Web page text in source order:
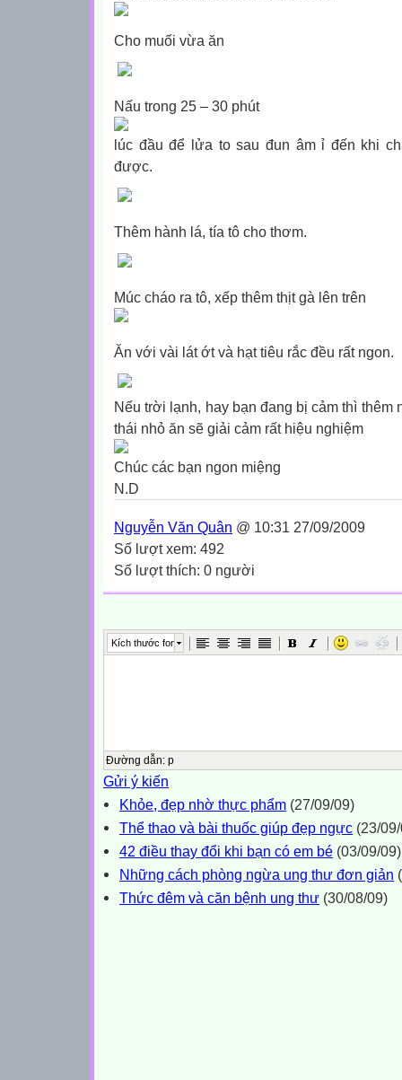
Cho muối vừa ăn
Nấu trong 25 – 30 phút
lúc đầu để lửa to sau đun âm ỉ đến khi
được.
Thêm hành lá, tía tô cho thơm.
Múc cháo ra tô, xếp thêm thịt gà lên trên
Ăn với vài lát ớt và hạt tiêu rắc đều rất ngon.
Nếu trời lạnh, hay bạn đang bị cảm thì thêm
thái nhỏ ăn sẽ giải cảm rất hiệu nghiệm
Chúc các bạn ngon miệng
N.D
Nguyễn Văn Quân @ 10:31 27/09/2009
Số lượt xem: 492
Số lượt thích: 0 người
Kích thước font
Đường dẫn: p
Gửi ý kiến
Khỏe, đẹp nhờ thực phẩm (27/09/09)
Thể thao và bài thuốc giúp đẹp ngực (23/
42 điều thay đổi khi bạn có em bé (03/09/09)
Những cách phòng ngừa ung thư đơn giản
Thức đêm và căn bệnh ung thư (30/08/09)